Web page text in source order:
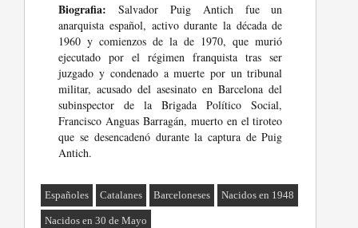
Biografia: Salvador Puig Antich fue un
anarquista español, activo durante la década de
1960 y comienzos de la de 1970, que murió
ejecutado por el régimen franquista tras ser
juzgado y condenado a muerte por un tribunal
militar, acusado del asesinato en Barcelona del
subinspector de la Brigada Político Social,
Francisco Anguas Barragán, muerto en el tiroteo
que se desencadenó durante la captura de Puig
Antich.
Españoles Catalanes Barceloneses Nacidos en 1948
Nacidos en 30 de Mayo